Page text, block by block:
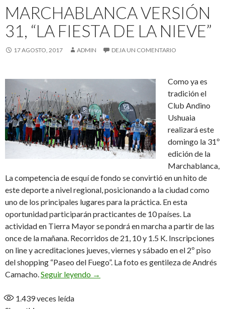
MARCHABLANCA VERSIÓN
31, “LA FIESTA DE LA NIEVE”
17 AGOSTO, 2017 ADMIN DEJA UN COMENTARIO
Como ya es
tradición el
Club Andino
Ushuaia
realizará este
domingo la 31º
edición de la
Marchablanca,
La competencia de esquí de fondo se convirtió en un hito de
este deporte a nivel regional, posicionando a la ciudad como
uno de los principales lugares para la práctica. En esta
oportunidad participarán practicantes de 10 países. La
actividad en Tierra Mayor se pondrá en marcha a partir de las
once de la mañana. Recorridos de 21, 10 y 1.5 K. Inscripciones
on line y acreditaciones jueves, viernes y sábado en el 2º piso
del shopping “Paseo del Fuego”. La foto es gentileza de Andrés
Camacho.Seguir leyendo Marchablanca versión 31, “La Fiesta
→
1.439veces leída